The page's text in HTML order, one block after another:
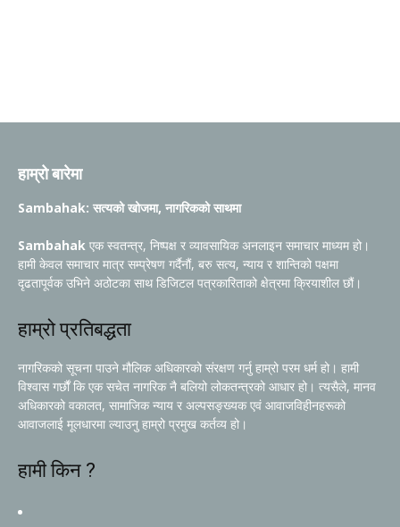
हाम्रो बारेमा
Sambahak: सत्यको खोजमा, नागरिकको साथमा
Sambahak एक स्वतन्त्र, निष्पक्ष र व्यावसायिक अनलाइन समाचार माध्यम हो।
हामी केवल समाचार मात्र सम्प्रेषण गर्दैनौं, बरु सत्य, न्याय र शान्तिको पक्षमा
दृढतापूर्वक उभिने अठोटका साथ डिजिटल पत्रकारिताको क्षेत्रमा क्रियाशील छौं।
हाम्रो प्रतिबद्धता
नागरिकको सूचना पाउने मौलिक अधिकारको संरक्षण गर्नु हाम्रो परम धर्म हो। हामी
विश्वास गर्छौं कि एक सचेत नागरिक नै बलियो लोकतन्त्रको आधार हो। त्यसैले, मानव
अधिकारको वकालत, सामाजिक न्याय र अल्पसङ्ख्यक एवं आवाजविहीनहरूको
आवाजलाई मूलधारमा ल्याउनु हाम्रो प्रमुख कर्तव्य हो।
हामी किन ?